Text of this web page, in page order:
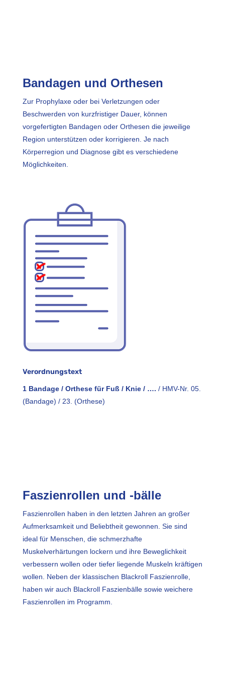
Bandagen und Orthesen
Zur Prophylaxe oder bei Verletzungen oder
Beschwerden von kurzfristiger Dauer, können
vorgefertigten Bandagen oder Orthesen die jeweilige
Region unterstützen oder korrigieren. Je nach
Körperregion und Diagnose gibt es verschiedene
Möglichkeiten.
Verordnungstext
1 Bandage / Orthese für Fuß / Knie / …. / HMV-Nr. 05.
(Bandage) / 23. (Orthese)
Faszienrollen und -bälle
Faszienrollen haben in den letzten Jahren an großer
Aufmerksamkeit und Beliebtheit gewonnen. Sie sind
ideal für Menschen, die schmerzhafte
Muskelverhärtungen lockern und ihre Beweglichkeit
verbessern wollen oder tiefer liegende Muskeln kräftigen
wollen. Neben der klassischen Blackroll Faszienrolle,
haben wir auch Blackroll Faszienbälle sowie weichere
Faszienrollen im Programm.